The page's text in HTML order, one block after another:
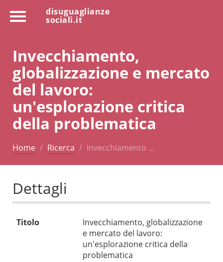
disuguaglianze
sociali.it
Invecchiamento,
globalizzazione e mercato
del lavoro:
un'esplorazione critica
della problematica
Home Ricerca Invecchiamento …
Dettagli
Titolo
Invecchiamento, globalizzazione
e mercato del lavoro:
un'esplorazione critica della
problematica